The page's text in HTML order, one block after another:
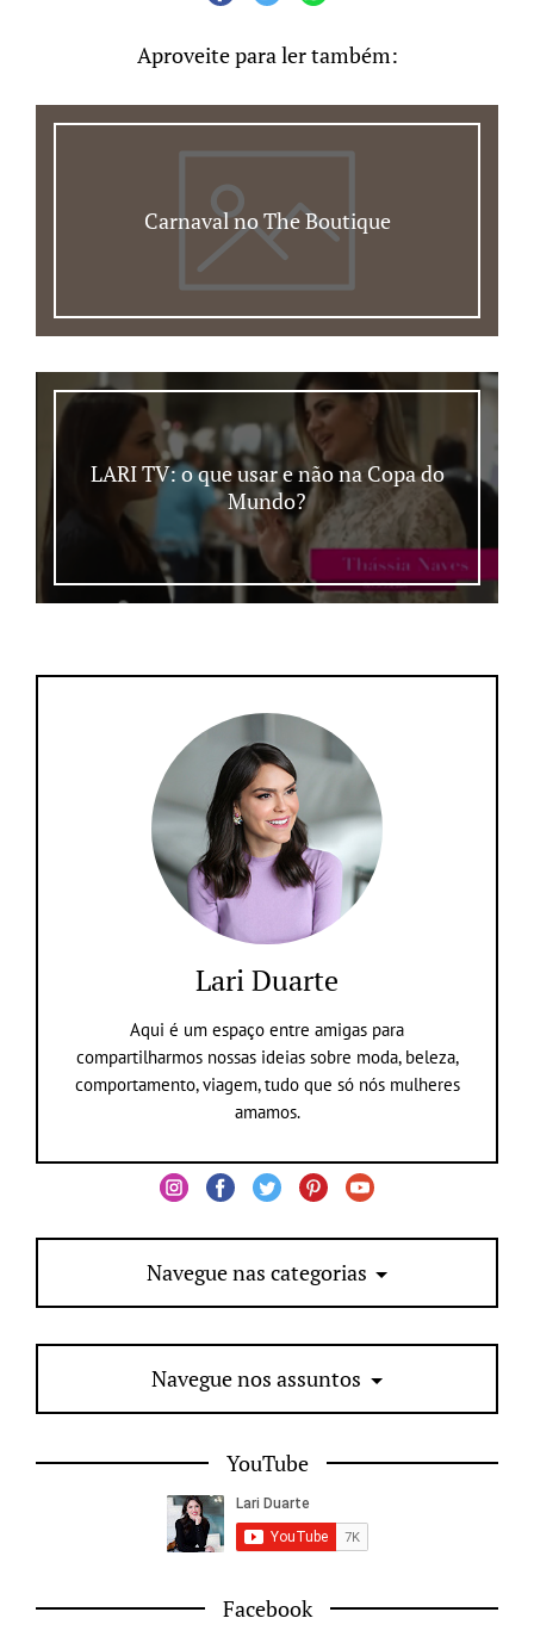
Aproveite para ler também:
Carnaval no The Boutique
LARI TV: o que usar e não na Copa do
Mundo?
Lari Duarte
Aqui é um espaço entre amigas para
compartilharmos nossas ideias sobre moda, beleza,
comportamento, viagem, tudo que só nós mulheres
amamos.
Navegue nas categorias
Navegue nos assuntos
YouTube
Facebook